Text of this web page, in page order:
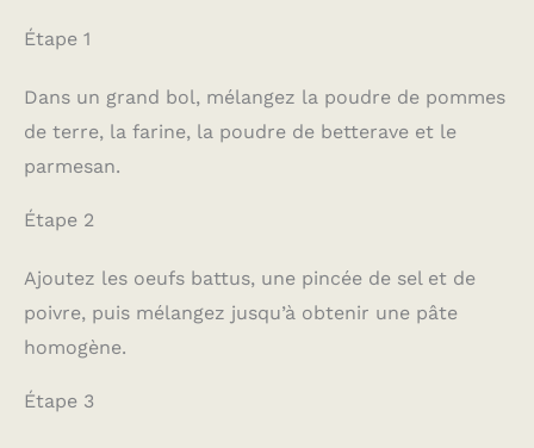
Étape 1
Dans un grand bol, mélangez la poudre de pommes
de terre, la farine, la poudre de betterave et le
parmesan.
Étape 2
Ajoutez les oeufs battus, une pincée de sel et de
poivre, puis mélangez jusqu’à obtenir une pâte
homogène.
Étape 3